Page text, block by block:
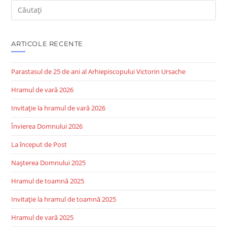
Search
this
ARTICOLE RECENTE
Parastasul de 25 de ani al Arhiepiscopului Victorin Ursache
Hramul de vară 2026
Invitație la hramul de vară 2026
Învierea Domnului 2026
La început de Post
Nașterea Domnului 2025
Hramul de toamnă 2025
Invitație la hramul de toamnă 2025
Hramul de vară 2025